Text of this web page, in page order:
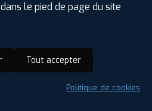
le pied de page du site
Tout accepter
Politique de cookies